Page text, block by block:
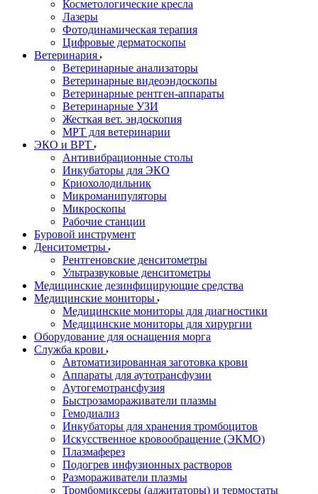
Косметологические кресла
Лазеры
Фотодинамическая терапия
Цифровые дерматоскопы
Ветеринария
Ветеринарные анализаторы
Ветеринарные видеоэндоскопы
Ветеринарные рентген-аппараты
Ветеринарные УЗИ
Жесткая вет. эндоскопия
МРТ для ветеринарии
ЭКО и ВРТ
Антивибрационные столы
Инкубаторы для ЭКО
Криохолодильник
Микроманипуляторы
Микроскопы
Рабочие станции
Буровой инструмент
Денситометры
Рентгеновские денситометры
Ультразвуковые денситометры
Медицинские дезинфицирующие средства
Медицинские мониторы
Медицинские мониторы для диагностики
Медицинские мониторы для хирургии
Оборудование для оснащения морга
Служба крови
Автоматизированная заготовка крови
Аппараты для аутотрансфузии
Аутогемотрансфузия
Быстрозамораживатели плазмы
Гемодиализ
Инкубаторы для хранения тромбоцитов
Искусственное кровообращение (ЭКМО)
Плазмаферез
Подогрев инфузионных растворов
Размораживатели плазмы
Тромбомиксеры (аджитаторы) и термостаты